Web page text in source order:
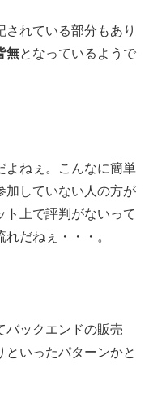
れている部分もあり
無となっているようで
よねぇ。こんなに簡単
加していない人の方が
ト上で評判がないって
だねぇ・・・。
バックエンドの販売
いったパターンかと